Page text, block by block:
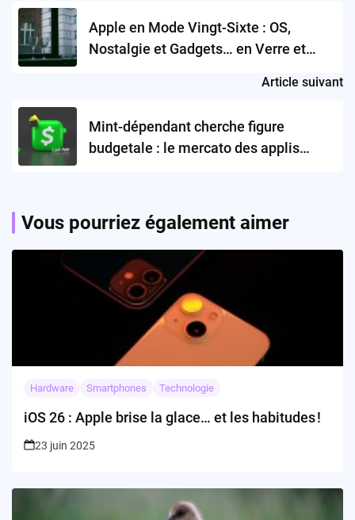
navigationApple en Mode Vingt-Sixte : OS,
Nostalgie et Gadgets… en Verre et
Article suivant
Mint-dépendant cherche figure
budgetale : le mercato des applis
Vous pourriez également aimer
Hardware Smartphones Technologie
iOS 26 : Apple brise la glace… et les habitudes !
23 juin 2025